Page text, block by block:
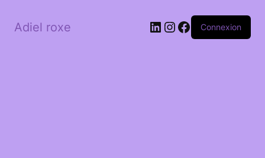
Adiel roxe LinkedIn
Instagram
Facebook
Connexion